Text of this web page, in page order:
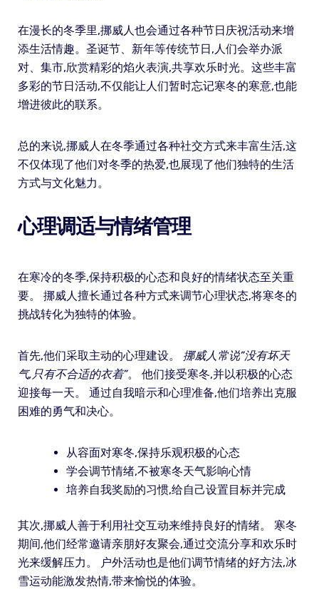
在漫长的冬季里,挪威人也会通过各种节日庆祝活动来增
添生活情趣。圣诞节、新年等传统节日,人们会举办派
对、集市,欣赏精彩的焰火表演,共享欢乐时光。这些丰富
多彩的节日活动,不仅能让人们暂时忘记寒冬的寒意,也能
增进彼此的联系。
总的来说,挪威人在冬季通过各种社交方式来丰富生活,这
不仅体现了他们对冬季的热爱,也展现了他们独特的生活
方式与文化魅力。
心理调适与情绪管理
在寒冷的冬季,保持积极的心态和良好的情绪状态至关重
要。 挪威人擅长通过各种方式来调节心理状态,将寒冬的
挑战转化为独特的体验。
首先,他们采取主动的心理建设。 挪威人常说”没有坏天
气,只有不合适的衣着”。 他们接受寒冬,并以积极的心态
迎接每一天。 通过自我暗示和心理准备,他们培养出克服
困难的勇气和决心。
从容面对寒冬,保持乐观积极的心态
学会调节情绪,不被寒冬天气影响心情
培养自我奖励的习惯,给自己设置目标并完成
其次,挪威人善于利用社交互动来维持良好的情绪。 寒冬
期间,他们经常邀请亲朋好友聚会,通过交流分享和欢乐时
光来缓解压力。 户外活动也是他们调节情绪的好方法,冰
雪运动能激发热情,带来愉悦的体验。